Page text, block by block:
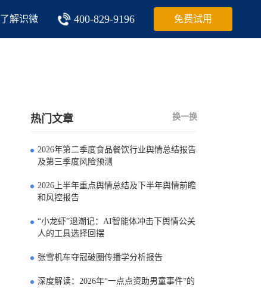
了解识微 400-829-9196 免费试用
热门文章 换一换
2026年第二季度食品餐饮行业舆情总结报告
及第三季度风险预测
2026上半年重点舆情总结及下半年舆情前瞻
和风控报告
“小龙虾”退潮记：AI智能体冲击下舆情公关
人的工具选择回摆
张雪机车夺冠破圈传播学分析报告
深度解读：2026年“一点点资助男童事件”的